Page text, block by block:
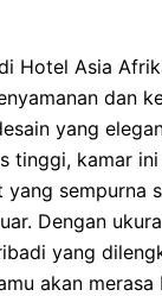
Hotel Asia
dan
yang
tinggi, kamar
sempurna
Dengan
yang
akan